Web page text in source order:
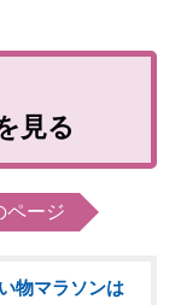
見る
ページ
物マラソンは